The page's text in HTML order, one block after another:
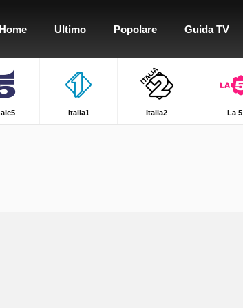
Home Ultimo Popolare Guida TV
Italia1 Italia2 La 5